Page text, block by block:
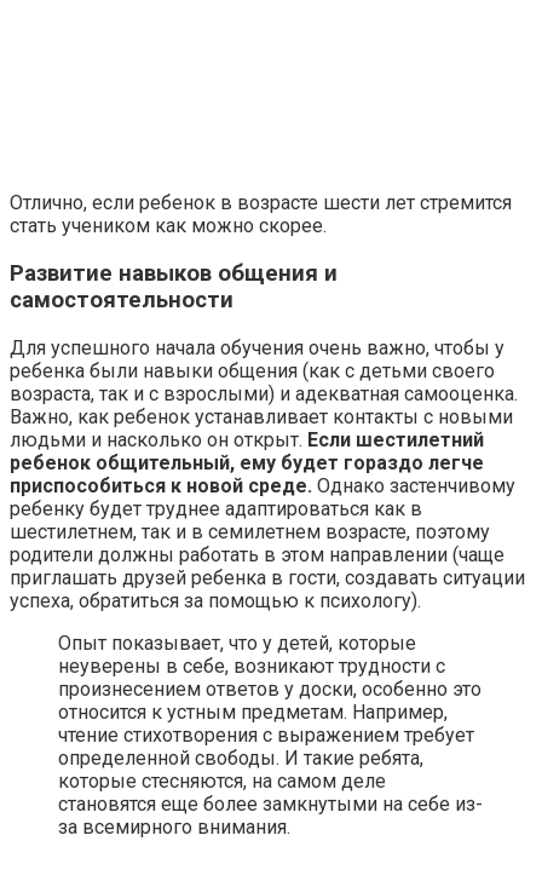
Отлично, если ребенок в возрасте шести лет стремится
стать учеником как можно скорее.
Развитие навыков общения и
самостоятельности
Для успешного начала обучения очень важно, чтобы у
ребенка были навыки общения (как с детьми своего
возраста, так и с взрослыми) и адекватная самооценка.
Важно, как ребенок устанавливает контакты с новыми
людьми и насколько он открыт. Если шестилетний
ребенок общительный, ему будет гораздо легче
приспособиться к новой среде. Однако застенчивому
ребенку будет труднее адаптироваться как в
шестилетнем, так и в семилетнем возрасте, поэтому
родители должны работать в этом направлении (чаще
приглашать друзей ребенка в гости, создавать ситуации
успеха, обратиться за помощью к психологу).
Опыт показывает, что у детей, которые
неуверены в себе, возникают трудности с
произнесением ответов у доски, особенно это
относится к устным предметам. Например,
чтение стихотворения с выражением требует
определенной свободы. И такие ребята,
которые стесняются, на самом деле
становятся еще более замкнутыми на себе из-
за всемирного внимания.